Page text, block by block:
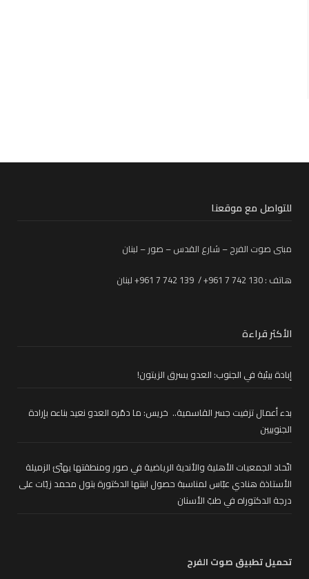
للتواصل مع موقعنا
مبنى صوت الفرح – شارع القدس – صور – لبنان
هاتف : 130 742 7 961+ / 139 742 7 961+ لبنان
الأكثر قراءة
إبادة بيئية في الجنوب: العدو يسرق الزيتون!
بدء أعمال تزفيت جسر القاسمية.. خريس: ما دمّره العدو نعيد بناءه بإرادة
الجنوبيين
اتّحاد الجمعيات الأهلية والأندية الرياضية في صور ومنطقتها يهنّئ الزميلة
الأستاذة هنادي عبّاس لمناسبة حصول ابنتها الدكتورة بتول محمد زيّات على
درجة الدكتوراه في طبّ الأسنان
تحميل تطبيق صوت الفرح